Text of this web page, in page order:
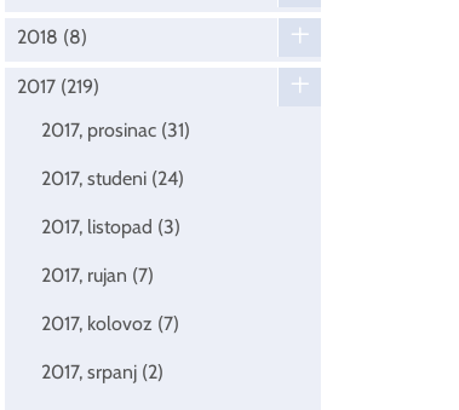
2018 (8)
2017 (219)
2017, prosinac (31)
2017, studeni (24)
2017, listopad (3)
2017, rujan (7)
2017, kolovoz (7)
2017, srpanj (2)